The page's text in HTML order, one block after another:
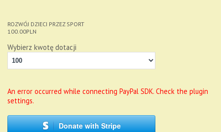
ROZWÓJ DZIECI PRZEZ SPORT
100.00PLN
Wybierz kwotę dotacji
An error occurred while connecting PayPal SDK. Check the plugin
settings.
Donate with Stripe